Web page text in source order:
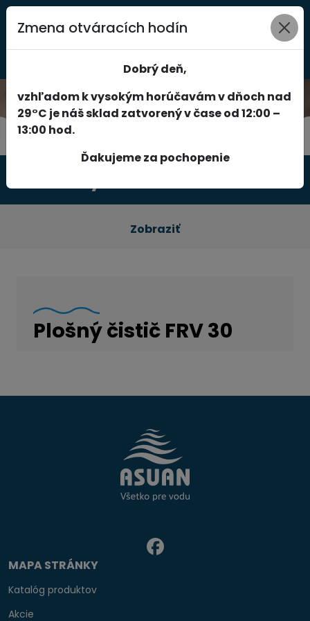
0
Zobraziť
Plošný čistič FRV 30
MAPA STRÁNKY
Katalóg produktov
Akcie
Zmena otváracích hodín
Dobrý deň,
vzhľadom k vysokým horúčavám v dňoch nad
29°C je náš sklad zatvorený v čase od 12:00 –
13:00 hod.
Ďakujeme za pochopenie